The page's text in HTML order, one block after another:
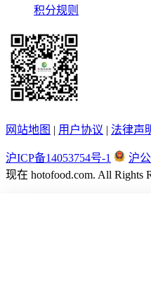
积分规则
网站地图 | 用户协议 | 法律声
沪ICP备14053754号-1 沪
现在 hotofood.com. All Rights